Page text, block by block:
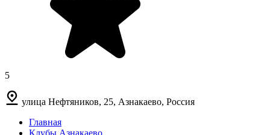
5
улица Нефтяников, 25, Азнакаево, Россия
Главная
Клубы Азнакаево